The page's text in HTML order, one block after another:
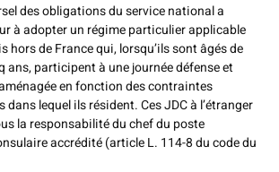
des obligations du service national a
à adopter un régime particulier applicable
hors de France qui, lorsqu’ils sont âgés de
ans, participent à une journée défense et
en fonction des contraintes
lequel ils résident. Ces JDC à l’étranger
la responsabilité du chef du poste
accrédité (article L. 114-8 du code du